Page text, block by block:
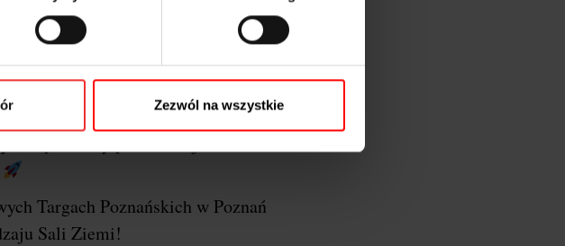
Zezwól na wszystkie
Poznań…
powraca do stolicy Wielkopolski, a
Ponownie razem łączymy
Targach Poznańskich w Poznań
Sali Ziemi!